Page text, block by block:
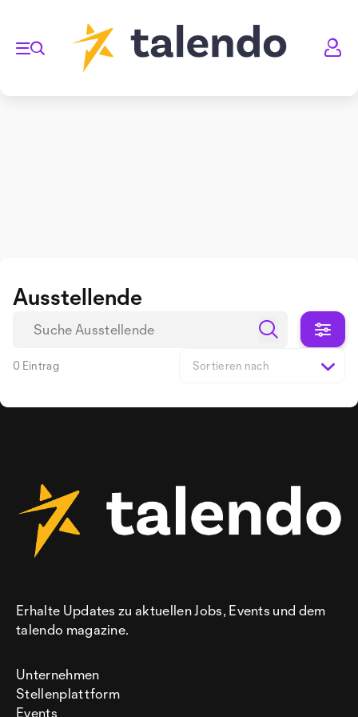
Ausstellende
0 Eintrag Sortieren nach
Erhalte Updates zu aktuellen Jobs, Events und dem
talendo magazine.
Unternehmen
Stellenplattform
Events